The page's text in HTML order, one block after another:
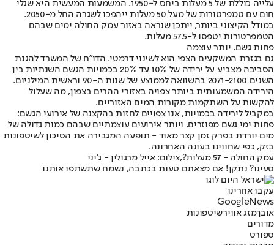
עלייה כוללת של 5 מעלות ביחס ל-1950. המשמעות המעשית היא שגלי
חום עם טמפרטורות של מעל 50 מעלות ייהפכו לשגרה החל מ-2050.
במודל הקיצוני ביותר, ייתכן שנראה באזור עמק החולה ימים שבהם
הטמפרטורות יטפסו ל-57.5 מעלות.
פחות גשם, יותר עוצמה
גם בגזרת המשקעים הצפי הוא לשינוי דרמטי. הדו"ח של המשרד להגנת
הסביבה מצביע על ירידה של 10% עד 20% בכמויות הגשם השנתיות בין
השנים 2071-2100 בהשוואה לממוצע של שנות ה-90 וראשית המילניום.
הירידה המשמעותית ביותר צפויה באזורי ההרים בצפון, מה שעלול
להקשות על השתקמות מקורות המים האזוריים.
במקביל לירידה בכמויות, אנו צפויים לחזות בהקצנה של אירועי הגשם:
פחות ימי גשם מפוזרים, ויותר אירועים עוצמתיים שבהם כמות גדולה של
מים יורדת בפרק זמן קצר מאוד - תופעה המגבירה את הסיכון לשיטפונות
בזק, כפי שחווינו בעונה האחרונה.
עמק החולה - 57 מעלות?,צילום: אייל מרגולין - ג׳יני
טעינו? נתקן! אם מצאתם טעות בכתבה, נשמח שתשתפו אותנו
עקבו אחרינו
Googl eNews
אובךמזג אווירשיטפונות
מדורים
ספורט